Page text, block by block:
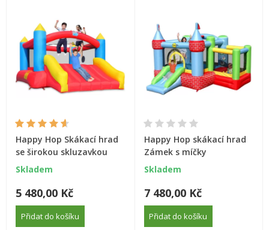
Happy Hop Skákací hrad
se širokou skluzavkou
Skladem
5 480,00 Kč
Přidat do košíku
Happy Hop skákací hrad
Zámek s míčky
Skladem
7 480,00 Kč
Přidat do košíku